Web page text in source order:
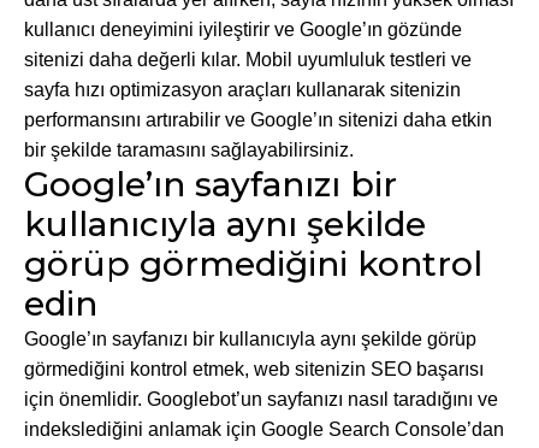
kullanıcı deneyimini iyileştirir ve Google’ın gözünde
sitenizi daha değerli kılar. Mobil uyumluluk testleri ve
sayfa hızı optimizasyon araçları kullanarak sitenizin
performansını artırabilir ve Google’ın sitenizi daha etkin
bir şekilde taramasını sağlayabilirsiniz.
Google’ın sayfanızı bir
kullanıcıyla aynı şekilde
görüp görmediğini kontrol
edin
Google’ın sayfanızı bir kullanıcıyla aynı şekilde görüp
görmediğini kontrol etmek, web sitenizin SEO başarısı
için önemlidir. Googlebot’un sayfanızı nasıl taradığını ve
indekslediğini anlamak için Google Search Console’dan